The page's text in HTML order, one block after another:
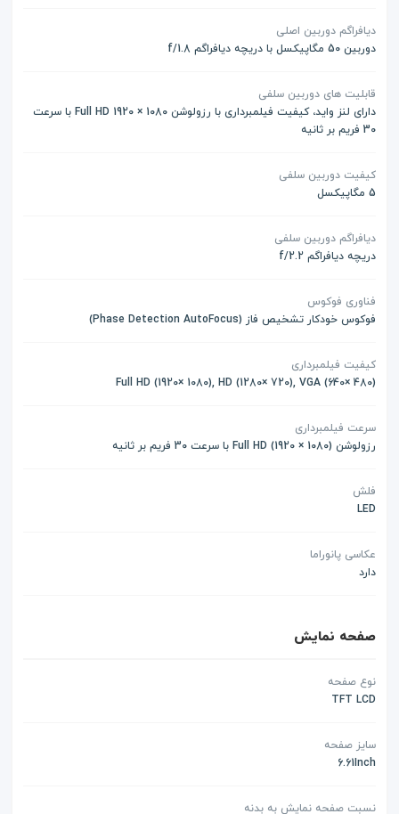
دیافراگم دوربین اصلی
دوربین 50 مگاپیکسل با دریچه دیافراگم f/1.8
قابلیت های دوربین سلفی
دارای لنز واید، کیفیت فیلمبرداری با رزولوشن 1080 × 1920 Full HD با سرعت
30 فریم بر ثانیه
کیفیت دوربین سلفی
5 مگاپیکسل
دیافراگم دوربین سلفی
دریچه دیافراگم f/2.2
فناوری فوکوس
فوکوس خودکار تشخیص فاز (Phase Detection AutoFocus)
کیفیت فیلمبرداری
(Full HD (1920× 1080), HD (1280× 720), VGA (640× 480
سرعت فیلمبرداری
رزولوشن (1080 × 1920) Full HD با سرعت 30 فریم بر ثانیه
فلش
LED
عکاسی پانوراما
دارد
صفحه نمایش
نوع صفحه
TFT LCD
سایز صفحه
6.61Inch
نسبت صفحه نمایش به بدنه